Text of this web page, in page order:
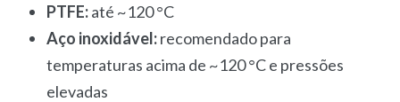
PTFE:até ~120 °C
Aço inoxidável:recomendado para
temperaturas acima de ~120 °C e pressões
elevadas